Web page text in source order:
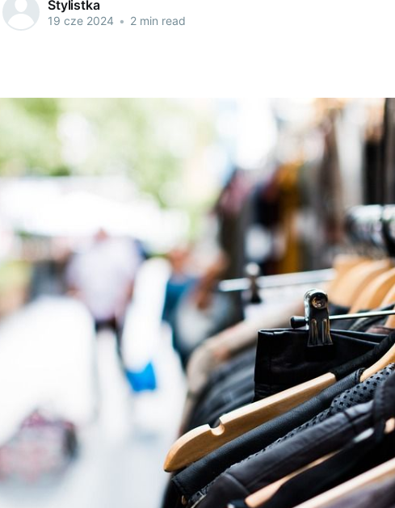
Stylistka
19 cze 2024 • 2 min read